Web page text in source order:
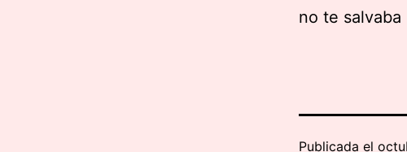
no te salvaba
Publicada el